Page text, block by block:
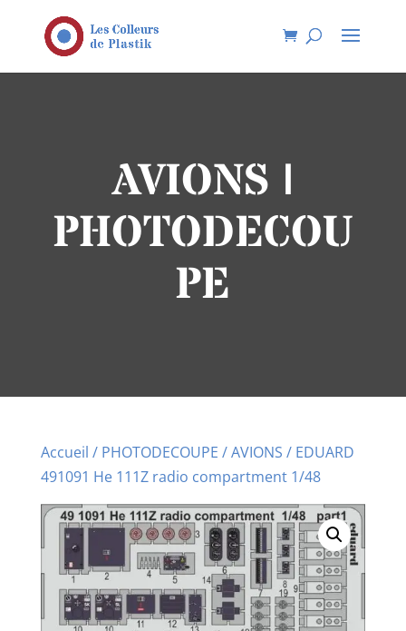
AVIONS |
PHOTODECOU
PE
Accueil / PHOTODECOUPE /AVIONS / EDUARD
491091 He 111Z radio compartment 1/48